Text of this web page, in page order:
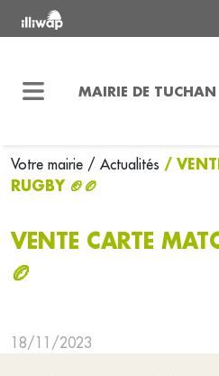
MAIRIE DE TUCHAN
Votre mairie / Actualités /
RUGBY 🏈🏉
VENTE CARTE
🏉
18/11/2023